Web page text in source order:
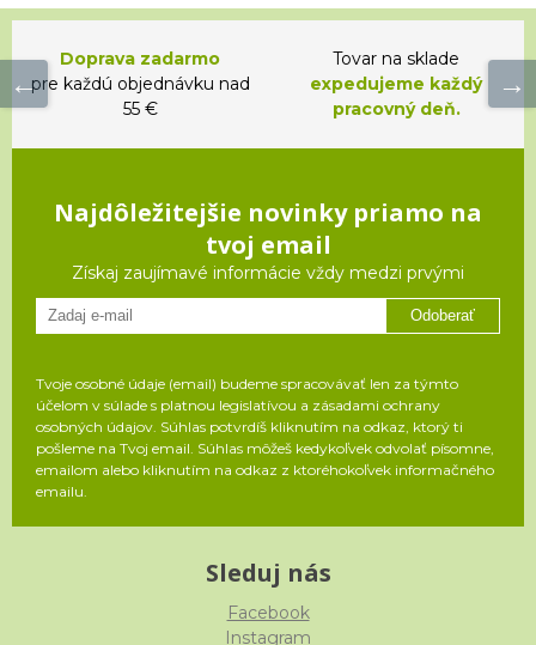
Doprava zadarmo
pre každú objednávku nad
55 €
Tovar na sklade
expedujeme každý
pracovný deň.
Najdôležitejšie novinky priamo na
tvoj email
Získaj zaujímavé informácie vždy medzi prvými
Odoberať
Tvoje osobné údaje (email) budeme spracovávať len za týmto
účelom v súlade s platnou legislatívou a zásadami ochrany
osobných údajov. Súhlas potvrdíš kliknutím na odkaz, ktorý ti
pošleme na Tvoj email. Súhlas môžeš kedykoľvek odvolať písomne,
emailom alebo kliknutím na odkaz z ktoréhokoľvek informačného
emailu.
Sleduj nás
Facebook
Instagram